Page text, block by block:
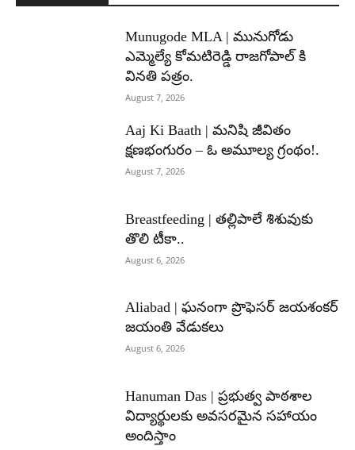
Munugode MLA | మునుగోడు
ఎమ్మెల్యే కోమటిరెడ్డి రాజగోపాల్ కి
వినతి పత్రం.
August 7, 2026
Aaj Ki Baath | మనిషి జీవితం
క్షణభంగురం – ఓ అమూల్య గ్రంథం!.
August 7, 2026
Breastfeeding | తల్లిపాలే శిశువుకు
తొలి టీకా..
August 6, 2026
Aliabad | ఘనంగా ప్రొఫెసర్ జయశంకర్
జయంతి వేడుకలు
August 6, 2026
Hanuman Das | ప్రభుత్వ పాఠశాల
విద్యార్థులకు అవసరమైన సహాయం
అందిస్తాం